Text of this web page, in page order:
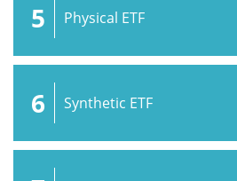
5 Physical ETF
6 Synthetic ETF